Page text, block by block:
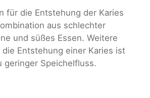
für die Entstehung der Karies
aus schlechter
und süßes Essen. Weitere
die Entstehung einer Karies ist
geringer Speichelfluss.